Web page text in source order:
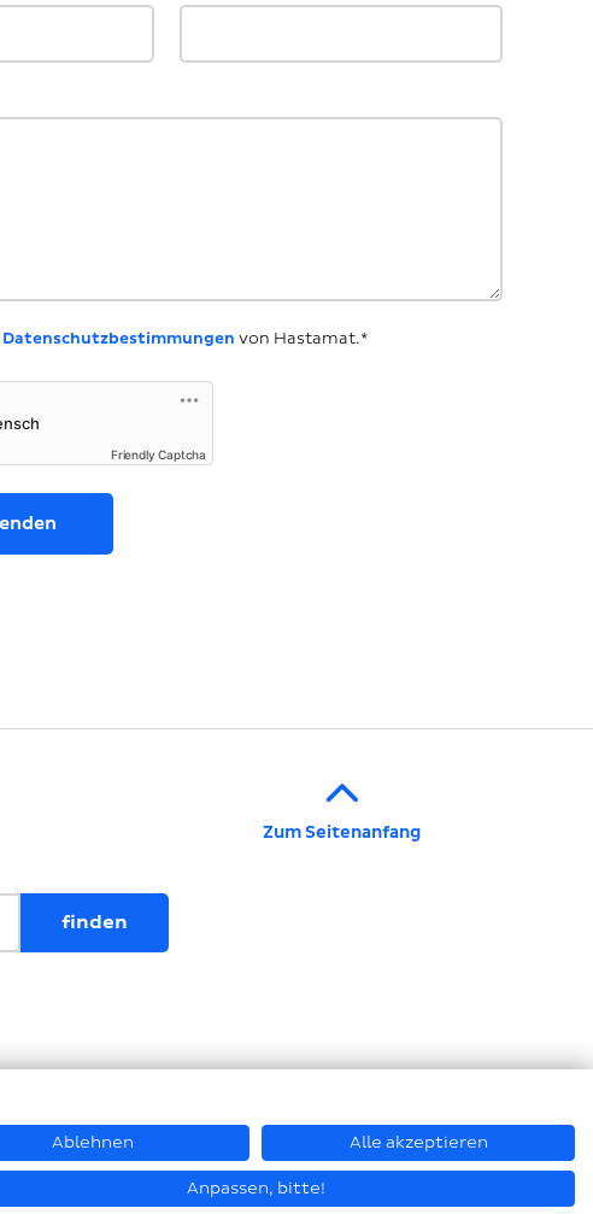
Datenschutzbestimmungen von Hastamat.*
Friendly Captcha
Zum Seitenanfang
© Hastamat Verpackungstechnik GmbH + Co. KG 2026
Ablehnen Alle akzeptieren
Anpassen, bitte!